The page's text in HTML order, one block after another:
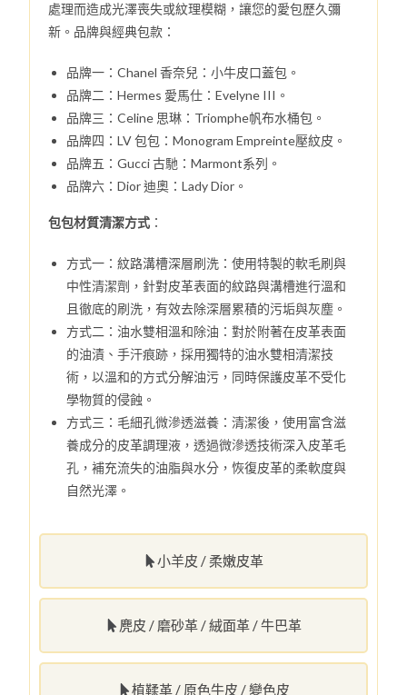
小羊皮 / 柔嫩皮革
麂皮 / 磨砂革 / 絨面革 / 牛巴革
植鞣革 / 原色牛皮 / 變色皮
處理而造成光澤喪失或紋理模糊，讓您的愛包歷久彌
新。品牌與經典包款：
品牌一：Chanel 香奈兒：小牛皮口蓋包。
品牌二：Hermes 愛馬仕：Evelyne III。
品牌三：Celine 思琳：Triomphe帆布水桶包。
品牌四：LV 包包：Monogram Empreinte壓紋皮。
品牌五：Gucci 古馳：Marmont系列。
品牌六：Dior 迪奧：Lady Dior。
包包材質清潔方式 ：
方式一：紋路溝槽深層刷洗：使用特製的軟毛刷與
中性清潔劑，針對皮革表面的紋路與溝槽進行溫和
且徹底的刷洗，有效去除深層累積的污垢與灰塵。
方式二：油水雙相溫和除油：對於附著在皮革表面
的油漬、手汗痕跡，採用獨特的油水雙相清潔技
術，以溫和的方式分解油污，同時保護皮革不受化
學物質的侵蝕。
方式三：毛細孔微滲透滋養：清潔後，使用富含滋
養成分的皮革調理液，透過微滲透技術深入皮革毛
孔，補充流失的油脂與水分，恢復皮革的柔軟度與
自然光澤。